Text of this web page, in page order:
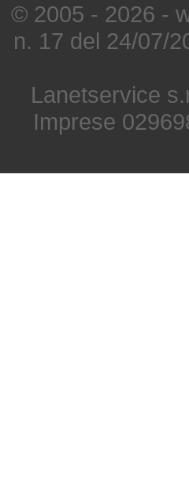
© 2005 - 2026 -
n. 17 del 24/07/
Lanetservice
Imprese